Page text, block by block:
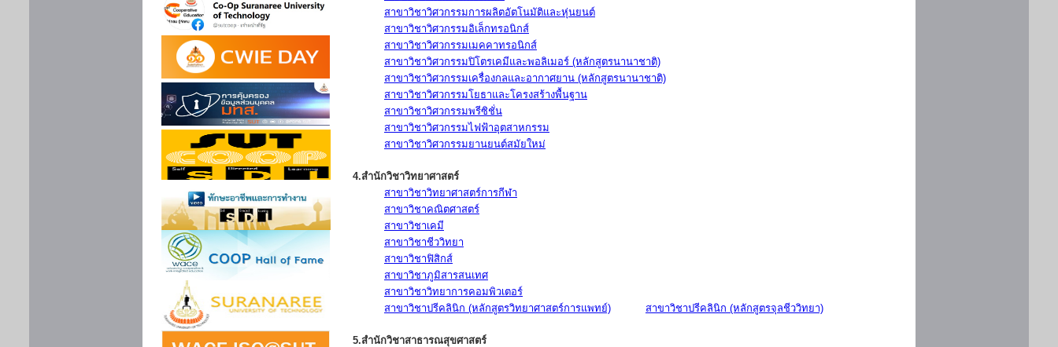
สาขาวิชาวิศวกรรมการผลิตอัตโนมัติและหุ่นยนต์
สาขาวิชาวิศวกรรมอิเล็กทรอนิกส์
สาขาวิชาวิศวกรรมเมคคาทรอนิกส์
สาขาวิชาวิศวกรรมปิโตรเคมีและพอลิเมอร์ (หลักสูตรนานาชาติ)
สาขาวิชาวิศวกรรมเครื่องกลและอากาศยาน (หลักสูตรนานาชาติ)
สาขาวิชาวิศวกรรมโยธาและโครงสร้างพื้นฐาน
สาขาวิชาวิศวกรรมพรีซิชั่น
สาขาวิชาวิศวกรรมไฟฟ้าอุตสาหกรรม
สาขาวิชาวิศวกรรมยานยนต์สมัยใหม่
4.สำนักวิชาวิทยาศาสตร์
สาขาวิชาวิทยาศาสตร์การกีฬา
สาขาวิชาคณิตศาสตร์
สาขาวิชาเคมี
สาขาวิชาชีววิทยา
สาขาวิชาฟิสิกส์
สาขาวิชาภูมิสารสนเทศ
สาขาวิชาวิทยาการคอมพิวเตอร์
สาขาวิชาปรีคลินิก (หลักสูตรวิทยาศาสตร์การแพทย์)
สาขาวิชาปรีคลินิก (หลักสูตรจุลชีววิทยา)
5.สำนักวิชาสาธารณสุขศาสตร์